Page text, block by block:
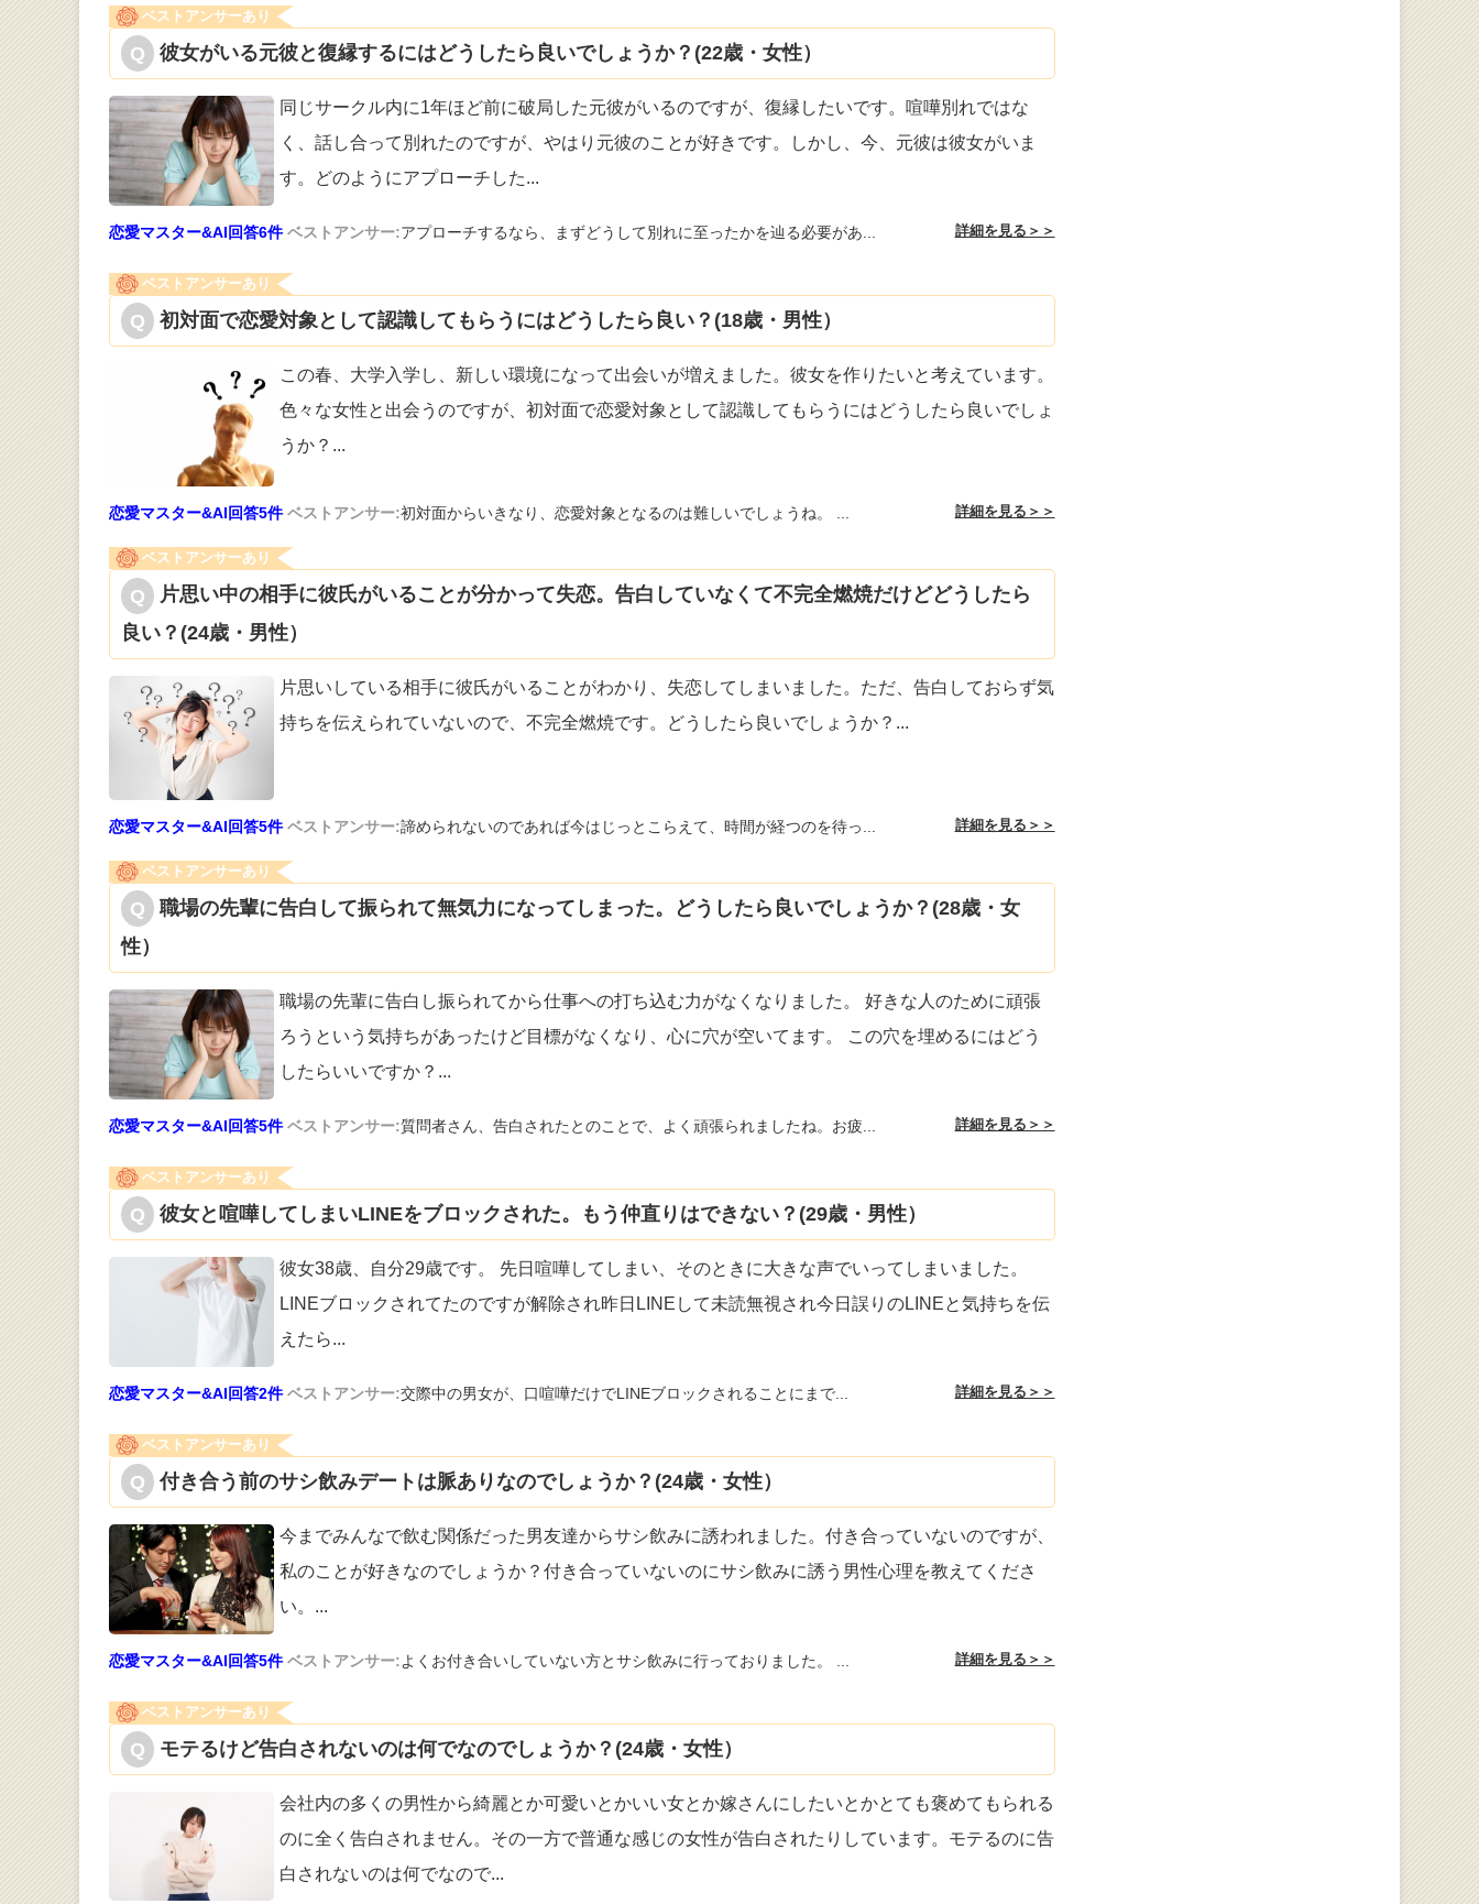
ベストアンサーあり
彼女がいる元彼と復縁するにはどうしたら良いでしょうか？(22歳・女性）
同じサークル内に1年ほど前に破局した元彼がいるのですが、復縁したいです。喧嘩別れではな
く、話し合って 別れたのですが、やはり元彼のことが好きです。しかし、今、元彼は彼女がいま
す。どのようにアプローチした...
恋愛マスター&AI回答6件 ベストアンサー:アプローチするなら、まずどうして別れに至ったかを辿る必要があ... 詳細を見る＞＞
ベストアンサーあり
初対面で恋愛対象として認識してもらうにはどうしたら良い？(18歳・男性）
この春、大学入学し、新しい環境になって出会いが増えました。彼女を作りたいと考えています。
色々な女性と 出会うのですが、初対面で恋愛対象として認識してもらうにはどうしたら良いでしょ
うか？ ...
恋愛マスター&AI回答5件 ベストアンサー:初対面からいきなり、恋愛対象となるのは難しいでしょうね。 ... 詳細を見る＞＞
ベストアンサーあり
片思い中の相手に彼氏がいることが分かって失恋。告白していなくて不完全燃焼だけどどうしたら
良い？(24歳・男性）
片思いしている相手に彼氏がいることがわかり、失恋してしまいました。ただ、告白しておらず気
持ちを伝えられていないので、不完全燃焼です。どうしたら良いでしょうか？ ...
恋愛マスター&AI回答5件 ベストアンサー:諦められないのであれば今はじっとこらえて、時間が経つのを待っ... 詳細を見る＞＞
ベストアンサーあり
職場の先輩に告白して振られて無気力になってしまった。どうしたら良いでしょうか？(28歳・女
性）
職場の先輩に告白し振られてから仕事への打ち込む力がなくなりました。 好きな人のために頑張
ろうという 気持ちがあったけど目標がなくなり、心に穴が空いてます。 この穴を埋めるにはどう
したらいいですか？ ...
恋愛マスター&AI回答5件 ベストアンサー:質問者さん、告白されたとのことで、よく頑張られましたね。お疲... 詳細を見る＞＞
ベストアンサーあり
彼女と喧嘩してしまいLINEをブロックされた。もう仲直りはできない？(29歳・男性）
彼女38歳、自分29歳です。 先日喧嘩してしまい、そのときに大きな声でいってしまいました。
LI NEブロックされてたのですが解除され昨日LINEして未読無視され今日誤りのLINEと気持ちを伝
えたら...
恋愛マスター&AI回答2件 ベストアンサー:交際中の男女が、口喧嘩だけでLINEブロックされることにまで... 詳細を見る＞＞
ベストアンサーあり
付き合う前のサシ飲みデートは脈ありなのでしょうか？(24歳・女性）
今までみんなで飲む関係だった男友達からサシ飲みに誘われました。付き合っていないのですが、
私のことが好きなのでしょうか？付き合っていないのにサシ飲みに誘う男性心理を教えてくださ
い。 ...
恋愛マスター&AI回答5件 ベストアンサー:よくお付き合いしていない方とサシ飲みに行っておりました。 ... 詳細を見る＞＞
ベストアンサーあり
モテるけど告白されないのは何でなのでしょうか？(24歳・女性）
会社内の多くの男性から綺麗とか可愛いとかいい女とか嫁さんにしたいとかとても褒めてもられる
のに全く告白 されません。その一方で普通な感じの女性が告白されたりしています。モテるのに告
白されないのは何でなので...